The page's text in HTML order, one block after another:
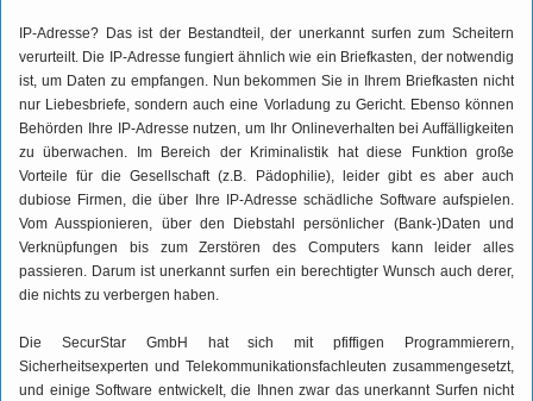
IP-Adresse? Das ist der Bestandteil, der unerkannt surfen zum Scheitern
verurteilt. Die IP-Adresse fungiert ähnlich wie ein Briefkasten, der notwendig
ist, um Daten zu empfangen. Nun bekommen Sie in Ihrem Briefkasten nicht
nur Liebesbriefe, sondern auch eine Vorladung zu Gericht. Ebenso können
Behörden Ihre IP-Adresse nutzen, um Ihr Onlineverhalten bei Auffälligkeiten
zu überwachen. Im Bereich der Kriminalistik hat diese Funktion große
Vorteile für die Gesellschaft (z.B. Pädophilie), leider gibt es aber auch
dubiose Firmen, die über Ihre IP-Adresse schädliche Software aufspielen.
Vom Ausspionieren, über den Diebstahl persönlicher (Bank-)Daten und
Verknüpfungen bis zum Zerstören des Computers kann leider alles
passieren. Darum ist unerkannt surfen ein berechtigter Wunsch auch derer,
die nichts zu verbergen haben.
Die SecurStar GmbH hat sich mit pfiffigen Programmierern,
Sicherheitsexperten und Telekommunikationsfachleuten zusammengesetzt,
und einige Software entwickelt, die Ihnen zwar das unerkannt Surfen nicht